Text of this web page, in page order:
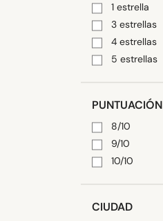
1 estrella
3 estrellas
4 estrellas
5 estrellas
PUNTUACIÓN
8/10
9/10
10/10
CIUDAD